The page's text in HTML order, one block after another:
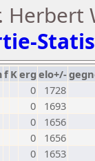
Herbert
f Kerg elo+/-
0
1728
0
1693
0
1656
0
1656
0
1653